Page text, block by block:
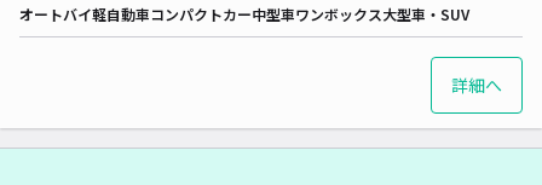
オートバイ軽自動車コンパクトカー中型車ワンボックス大型車・SUV
詳細へ